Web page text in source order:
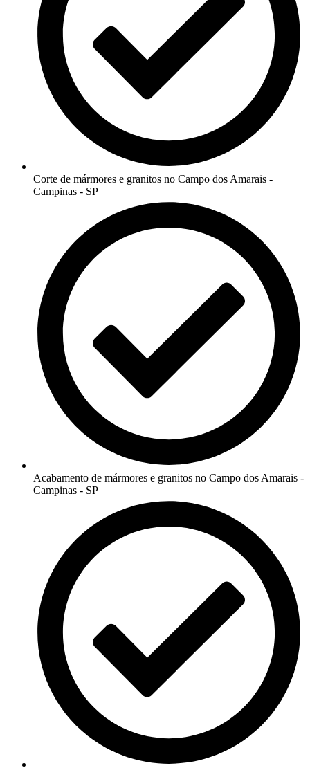
Corte de mármores e granitos no Campo dos Amarais -
Campinas - SP
Acabamento de mármores e granitos no Campo dos Amarais -
Campinas - SP